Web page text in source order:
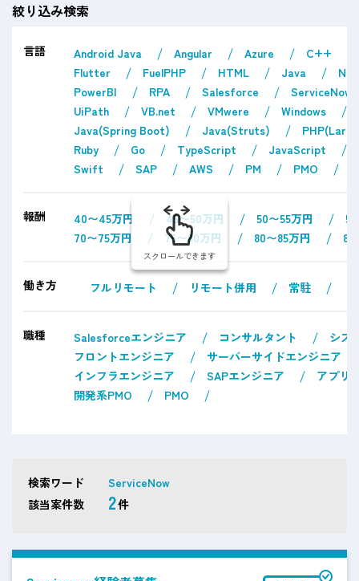
絞り込み検索
言語 Android Java Angular Azure
C++
Flutter
FuelPHP HTML Java
PowerBI
RPA Salesforce
ServiceNow
UiPath
VB.net VMwere Windows
Java(Spring Boot)
Java(Struts)
Ruby
Go TypeScript JavaScript
Swift
SAP AWS PM PMO
報酬 40〜45万円 45〜50万円 50〜55万円
70〜75万円
75〜80万円 80〜85万円 85
働き方 フルリモート リモート併用 常駐
職種 Salesforceエンジニア コンサルタント
シス
フロントエンジニア
サーバーサイドエンジニア
インフラエンジニア
SAPエンジニア
アプリ
開発系PMO
PMO
スクロールできます
検索ワード
ServiceNow
該当案件数
2件